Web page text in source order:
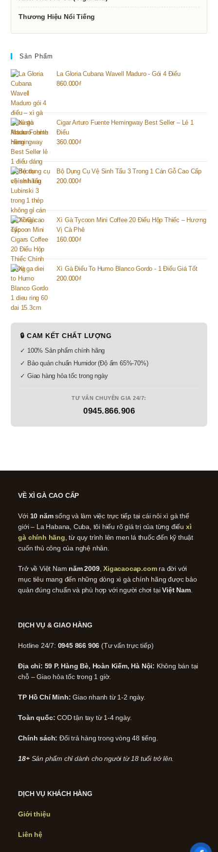
Thương Hiệu Nổi Tiếng
Sản Phẩm
La Gloria Cubana Wavell Maduro - Gói 4 Điếu
860.000₫
Cigar Arturo Fuente Hemingway Best Seller – Lẻ 1
Điếu
360.000₫
Bộ Dụng Cụ Vệ Sinh Tẩu 3 Trong 1 Cán Gỗ Cao Cấp
200.000₫
Xì Gà Tycoon Mini Coffee 20 Điếu Hộp Thiếc – Hương
Vị Cà Phê
160.000₫
Xì Gà Điếu To Humo Blanco Gordo - 1 Điếu Giá Tốt
200.000₫
🔒 CAM KẾT CHẤT LƯỢNG
✓ 100% Sản phẩm chính hãng
✓ Bảo quản chuẩn Humidor (Độ ẩm 65%-70%)
✓ Giao hàng hỏa tốc trong ngày
TƯ VẤN CHUYÊN GIA 24/7:
0945.866.906
VỀ XÌ GÀ CAO CẤP
Với 10 nămsống và làm việc trực tiếp tại cái nôi xì gà thế
giới – La Habana, Cuba, tôi hiểu rõ giá trị của từng điếu xì
gà chính hãng , từ quy trình lên men lá thuốc đến kỹ thuật
cuốn thủ công của nghệ nhân.
Trở về Việt Nam năm 2009,Xigacaocap.comra đời với
mục tiêu mang đến những dòng xì gà chính hãng được bảo
quản đúng chuẩn và phù hợp với người chơi tạiViệt Nam.
DỊCH VỤ & GIAO HÀNG
Hotline 24/7: 0945 866 906 (Tư vấn trực tiếp)
Địa chỉ: 59 P. Hàng Bè, Hoàn Kiếm, Hà Nội: Không bán tại
chỗ – Giao hỏa tốc trong 1 giờ.
TP Hồ Chí Minh: Giao nhanh từ 1-2 ngày.
Toàn quốc: COD tận tay từ 1-4 ngày.
Chính sách: Đổi trả hàng trong vòng 48 tiếng.
18+ Sản phẩm chỉ dành cho người từ 18 tuổi trở lên.
DỊCH VỤ KHÁCH HÀNG
Giới thiệu
Liên hệ